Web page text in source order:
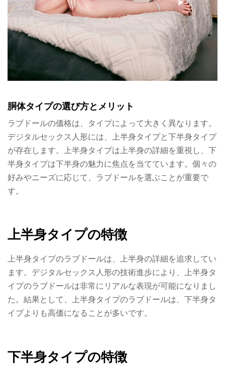
胴体タイプの選び方とメリット
ラブドールの価格は、タイプによって大きく異なります。
デジタルセックス人形には、上半身タイプと下半身タイプ
が存在します。上半身タイプは上半身の詳細を重視し、下
半身タイプは下半身の魅力に焦点を当てています。個々の
好みやニーズに応じて、ラブドールを選ぶことが重要で
す。
上半身タイプの特徴
上半身タイプのラブドールは、上半身の詳細を追求してい
ます。デジタルセックス人形の技術進歩により、上半身タ
イプのラブドールは非常にリアルな表現が可能になりまし
た。結果として、上半身タイプのラブドールは、下半身タ
イプよりも高価になることが多いです。
下半身タイプの特徴